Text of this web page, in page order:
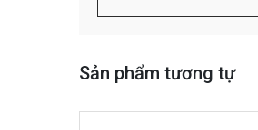
Sản phẩm tương tự